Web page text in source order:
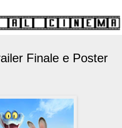
Finale e Poster